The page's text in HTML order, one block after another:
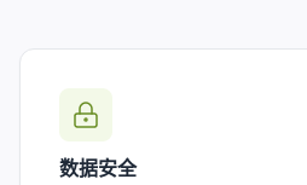
数据安全